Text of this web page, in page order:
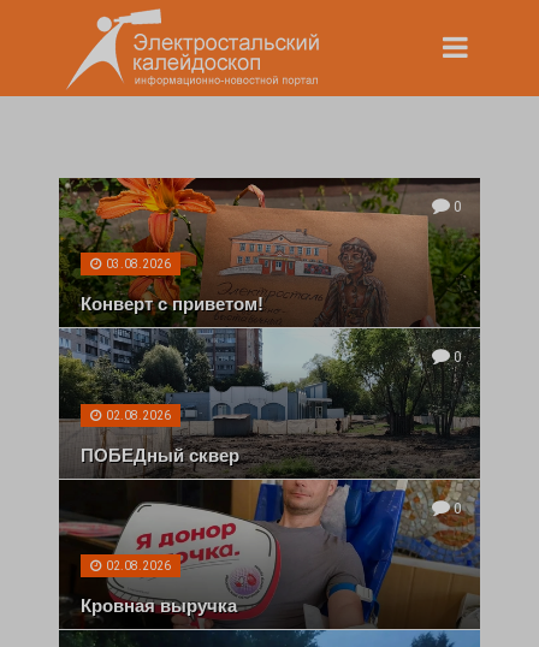
0
03.08.2026
Конверт с приветом!
0
02.08.2026
ПОБЕДный сквер
0
02.08.2026
Кровная выручка